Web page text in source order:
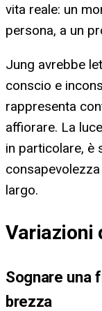
vita reale: un
persona, a un
Jung avrebbe
conscio e
rappresenta
affiorare. La
in particolare, è
largo.
Variazioni
Sognare una
brezza